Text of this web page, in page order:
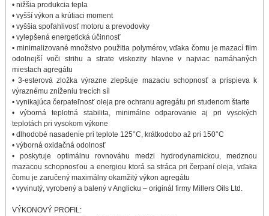
• nižšia produkcia tepla
• vyšší výkon a krútiaci moment
• vyššia spoľahlivosť motoru a prevodovky
• vylepšená energetická účinnosť
• minimalizované množstvo použitia polymérov, vďaka čomu je mazací film
odolnejší voči strihu a strate viskozity hlavne v najviac namáhaných
miestach agregátu
• 3-esterová zložka výrazne zlepšuje mazaciu schopnosť a prispieva k
výraznému zníženiu trecích síl
• vynikajúca čerpateľnosť oleja pre ochranu agregátu pri studenom štarte
• výborná teplotná stabilita, minimálne odparovanie aj pri vysokých
teplotách pri vysokom výkone
• dlhodobé nasadenie pri teplote 125°C, krátkodobo až pri 150°C
• výborná oxidačná odolnosť
• poskytuje optimálnu rovnováhu medzi hydrodynamickou, medznou
mazacou schopnosťou a energiou ktorá sa stráca pri čerpaní oleja, vďaka
čomu je zaručený maximálny okamžitý výkon agregátu
• vyvinutý, vyrobený a balený v Anglicku – originál firmy Millers Oils Ltd.
VÝKONOVÝ PROFIL: